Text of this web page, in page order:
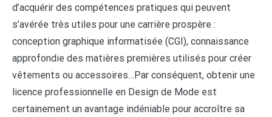
d’acquérir des compétences pratiques qui peuvent
s’avérée très utiles pour une carrière prospère :
conception graphique informatisée (CGI), connaissance
approfondie des matières premières utilisés pour créer
vêtements ou accessoires…Par conséquent, obtenir une
licence professionnelle en Design de Mode est
certainement un avantage indéniable pour accroître sa